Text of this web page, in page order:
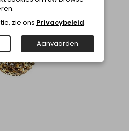
zie ons Privacybeleid.
Aanvaarden